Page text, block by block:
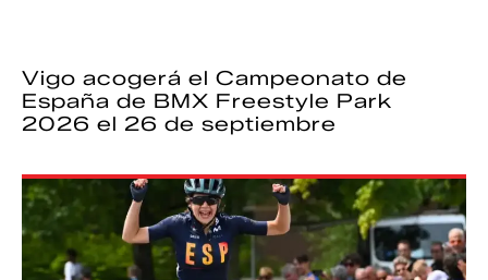
Vigo acogerá el Campeonato de
España de BMX Freestyle Park
2026 el 26 de septiembre